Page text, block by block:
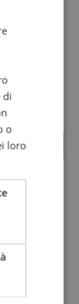
di
o
loro